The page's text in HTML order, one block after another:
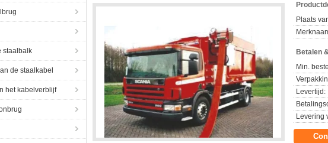
staalbalk
de staalkabel
het kabelverblijf
Plaats
Betalen
Min.
Levertijd:
Levering